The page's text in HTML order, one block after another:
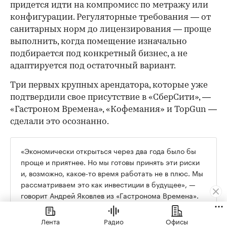
придется идти на компромисс по метражу или
конфигурации. Регуляторные требования — от
санитарных норм до лицензирования — проще
выполнить, когда помещение изначально
подбирается под конкретный бизнес, а не
адаптируется под остаточный вариант.
Три первых крупных арендатора, которые уже
подтвердили свое присутствие в «СберСити», —
«Гастроном Времена», «Кофемания» и TopGun —
сделали это осознанно.
«Экономически открыться через два года было бы
проще и приятнее. Но мы готовы принять эти риски
и, возможно, какое-то время работать не в плюс. Мы
рассматриваем это как инвестиции в будущее», —
говорит Андрей Яковлев из «Гастронома Времена».
Их формат в «СберСити» кардинально
Лента Радио Офисы